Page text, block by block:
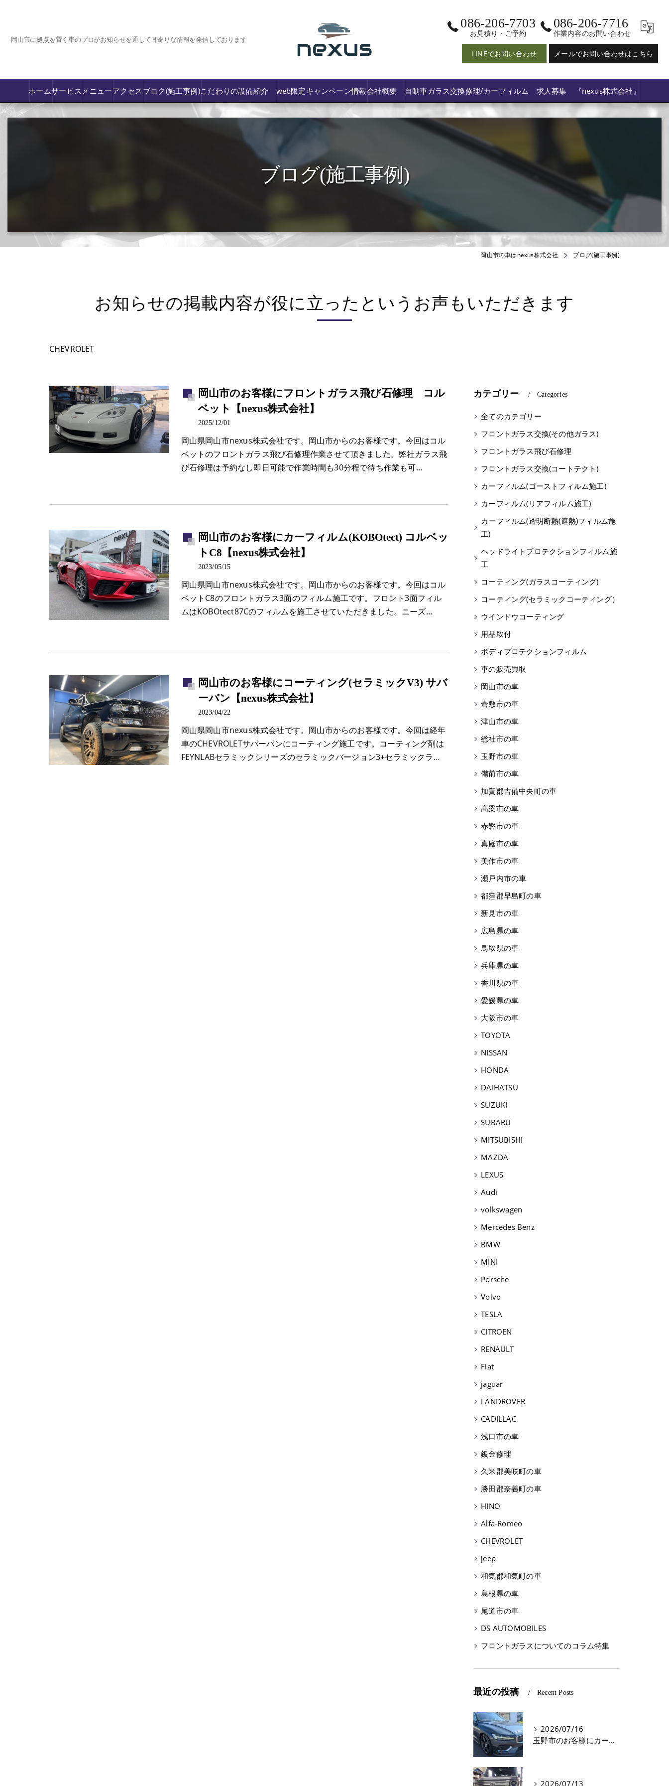
岡山市に拠点を置く車のプロがお知らせを通して耳寄りな情報を発信しております
086-206-7703
お見積り・ご予約
086-206-7716
作業内容のお問い合わせ
LINEでお問い合わせ メールでお問い合わせはこちら
ホームサービス メニュー
フロントガラス飛び石傷/補修修理か交換/費用や保険修理の可否など解説
カー用品取付･車販売･買取(ﾄﾞﾗﾚｺ･ﾅﾋﾞ等)
アクセス ブログ(施工事例)こだわりの設備紹介 web限定キャンペーン情報会社概要 自動車ガラス交換修理/カーフィルム 求人募集 『nexus株式会社』
ブログ(施工事例)
岡山市の車はnexus株式会社 ブログ(施工事例)
お知らせの掲載内容が役に立ったというお声もいただきます
CHEVROLET
岡山市のお客様にフロントガラス飛び石修理 コル
ベット【nexus株式会社】
2025/12/01
岡山県岡山市nexus株式会社です。岡山市からのお客様です。今回はコル
ベットのフロントガラス飛び石修理作業させて頂きました。弊社ガラス飛
び石修理は予約なし即日可能で作業時間も30分程で待ち作業も可…
岡山市のお客様にカーフィルム(KOBOtect) コルベッ
トC8【nexus株式会社】
2023/05/15
岡山県岡山市nexus株式会社です。岡山市からのお客様です。今回はコル
ベットC8のフロントガラス3面のフィルム施工です。フロント3面フィル
ムはKOBOtect87Cのフィルムを施工させていただきました。ニーズ…
岡山市のお客様にコーティング(セラミックV3) サバ
ーバン【nexus株式会社】
2023/04/22
岡山県岡山市nexus株式会社です。岡山市からのお客様です。今回は経年
車のCHEVROLETサバーバンにコーティング施工です。コーティング剤は
FEYNLABセラミックシリーズのセラミックバージョン3+セラミックラ…
カテゴリー Categories
全てのカテゴリー
フロントガラス交換(その他ガラス)
フロントガラス飛び石修理
フロントガラス交換(コートテクト)
カーフィルム(ゴーストフィルム施工)
カーフィルム(リアフィルム施工)
カーフィルム(透明断熱(遮熱)フィルム施
工)
ヘッドライトプロテクションフィルム施
工
コーティング(ガラスコーティング)
コーティング(セラミックコーティング）
ウインドウコーティング
用品取付
ボディプロテクションフィルム
車の販売買取
岡山市の車
倉敷市の車
津山市の車
総社市の車
玉野市の車
備前市の車
加賀郡吉備中央町の車
高梁市の車
赤磐市の車
真庭市の車
美作市の車
瀬戸内市の車
都窪郡早島町の車
新見市の車
広島県の車
鳥取県の車
兵庫県の車
香川県の車
愛媛県の車
大阪市の車
TOYOTA
NISSAN
HONDA
DAIHATSU
SUZUKI
SUBARU
MITSUBISHI
MAZDA
LEXUS
Audi
volkswagen
Mercedes Benz
BMW
MINI
Porsche
Volvo
TESLA
CITROEN
RENAULT
Fiat
jaguar
LANDROVER
CADILLAC
浅口市の車
鈑金修理
久米郡美咲町の車
勝田郡奈義町の車
HINO
Alfa-Romeo
CHEVROLET
jeep
和気郡和気町の車
島根県の車
尾道市の車
DS AUTOMOBILES
フロントガラスについてのコラム特集
最近の投稿 Recent Posts
2026/07/16
玉野市のお客様にカーフィルム(遮熱フィルム) V60【nexus株式会社】
2026/07/13